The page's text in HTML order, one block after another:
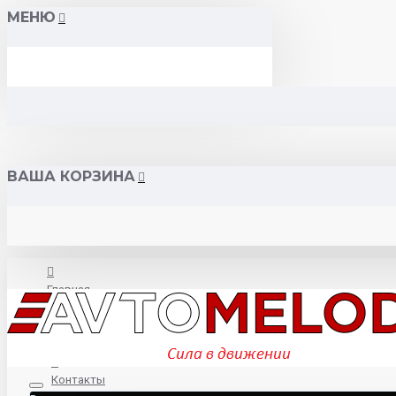
МЕНЮ
ВАША КОРЗИНА
Главная
О нас
Контакты